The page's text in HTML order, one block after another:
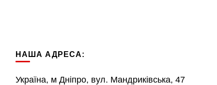
НАША АДРЕСА:
Україна, м Дніпро, вул. Мандриківська, 47